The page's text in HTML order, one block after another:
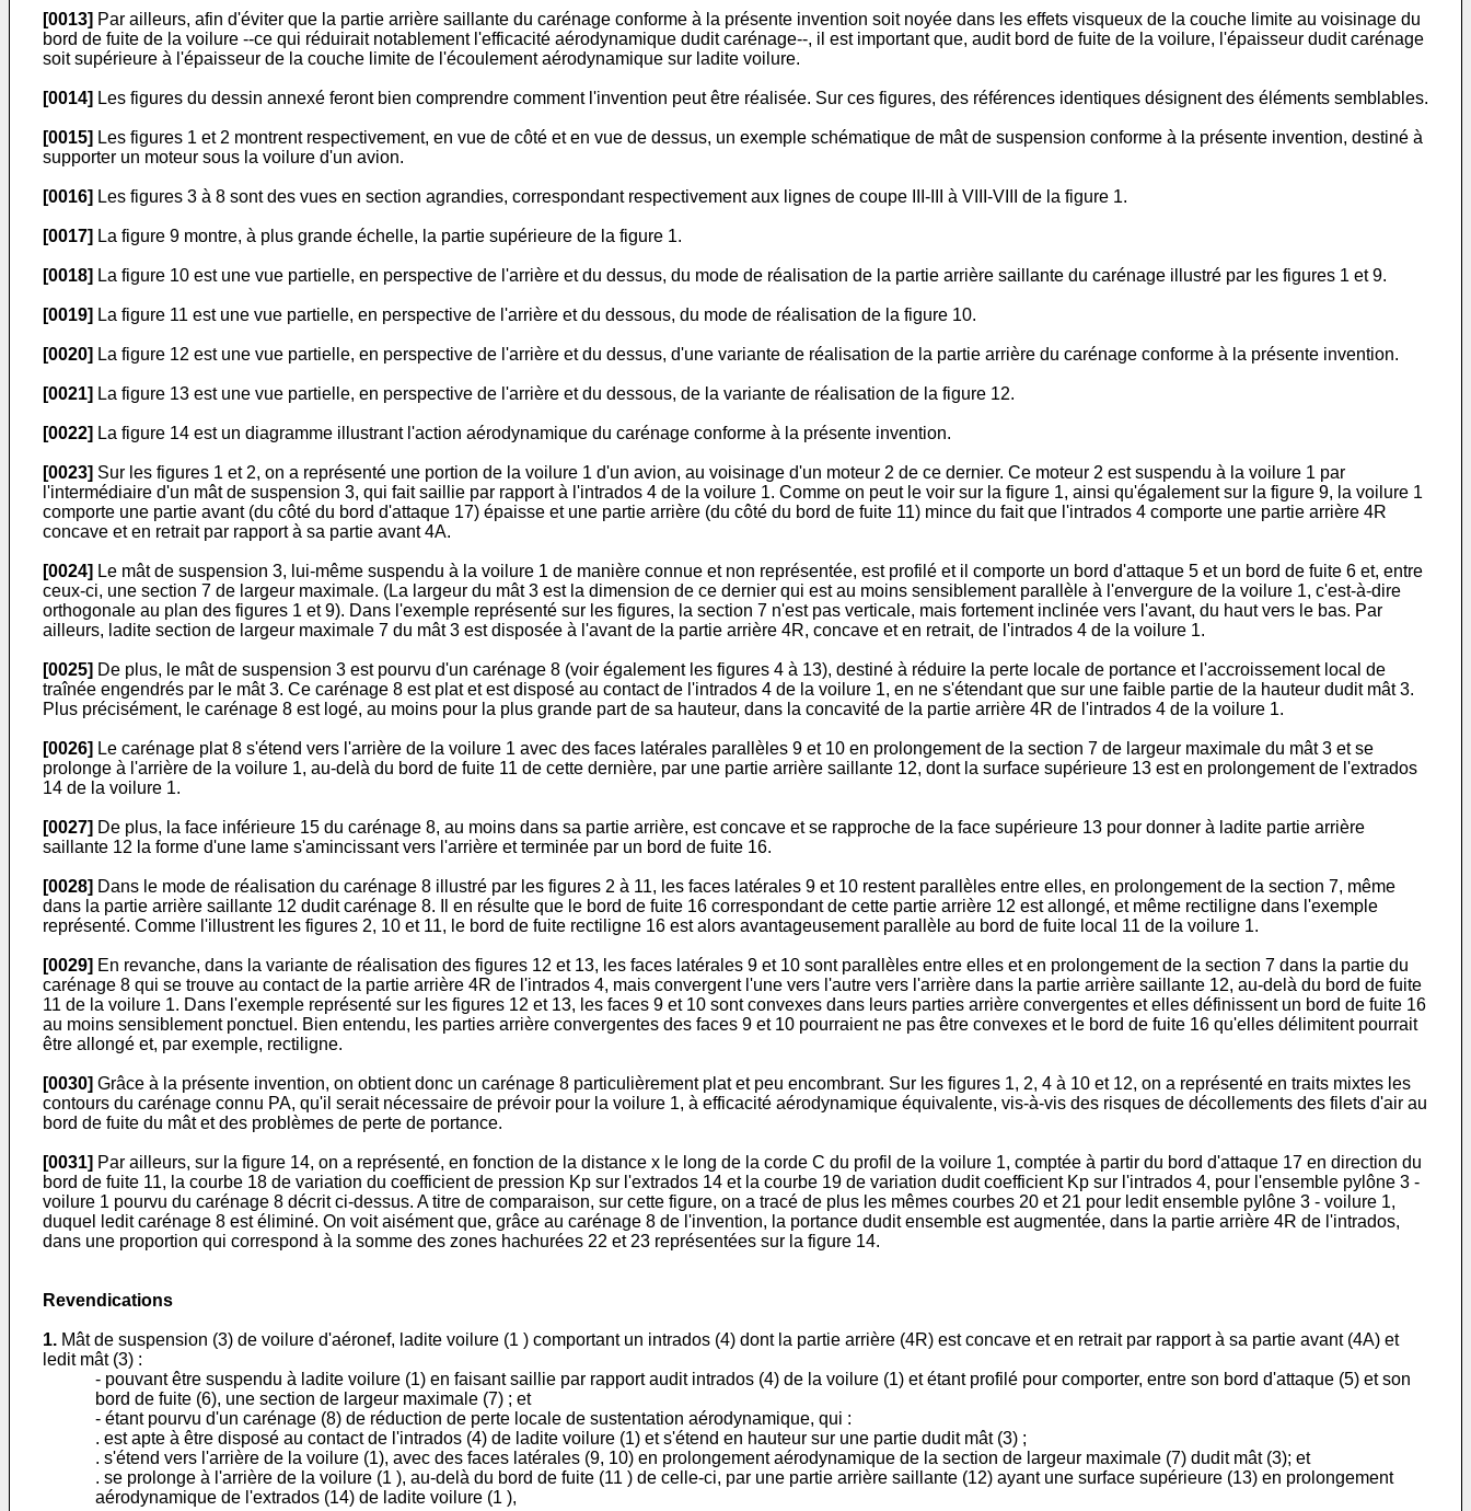
[0013] Par ailleurs, afin d'éviter que la partie arrière saillante du carénage conforme à la présente invention soit noyée dans les effets visqueux de la couche limite au voisinage du
bord de fuite de la voilure --ce qui réduirait notablement l'efficacité aérodynamique dudit carénage--, il est important que, audit bord de fuite de la voilure, l'épaisseur dudit carénage
soit supérieure à l'épaisseur de la couche limite de l'écoulement aérodynamique sur ladite voilure.
[0014] Les figures du dessin annexé feront bien comprendre comment l'invention peut être réalisée. Sur ces figures, des références identiques désignent des éléments semblables.
[0015] Les figures 1 et 2 montrent respectivement, en vue de côté et en vue de dessus, un exemple schématique de mât de suspension conforme à la présente invention, destiné à
supporter un moteur sous la voilure d'un avion.
[0016] Les figures 3 à 8 sont des vues en section agrandies, correspondant respectivement aux lignes de coupe III-III à VIII-VIII de la figure 1.
[0017] La figure 9 montre, à plus grande échelle, la partie supérieure de la figure 1.
[0018] La figure 10 est une vue partielle, en perspective de l'arrière et du dessus, du mode de réalisation de la partie arrière saillante du carénage illustré par les figures 1 et 9.
[0019] La figure 11 est une vue partielle, en perspective de l'arrière et du dessous, du mode de réalisation de la figure 10.
[0020] La figure 12 est une vue partielle, en perspective de l'arrière et du dessus, d'une variante de réalisation de la partie arrière du carénage conforme à la présente invention.
[0021] La figure 13 est une vue partielle, en perspective de l'arrière et du dessous, de la variante de réalisation de la figure 12.
[0022] La figure 14 est un diagramme illustrant l'action aérodynamique du carénage conforme à la présente invention.
[0023] Sur les figures 1 et 2, on a représenté une portion de la voilure 1 d'un avion, au voisinage d'un moteur 2 de ce dernier. Ce moteur 2 est suspendu à la voilure 1 par
l'intermédiaire d'un mât de suspension 3, qui fait saillie par rapport à l'intrados 4 de la voilure 1. Comme on peut le voir sur la figure 1, ainsi qu'également sur la figure 9, la voilure 1
comporte une partie avant (du côté du bord d'attaque 17) épaisse et une partie arrière (du côté du bord de fuite 11) mince du fait que l'intrados 4 comporte une partie arrière 4R
concave et en retrait par rapport à sa partie avant 4A.
[0024] Le mât de suspension 3, lui-même suspendu à la voilure 1 de manière connue et non représentée, est profilé et il comporte un bord d'attaque 5 et un bord de fuite 6 et, entre
ceux-ci, une section 7 de largeur maximale. (La largeur du mât 3 est la dimension de ce dernier qui est au moins sensiblement parallèle à l'envergure de la voilure 1, c'est-à-dire
orthogonale au plan des figures 1 et 9). Dans l'exemple représenté sur les figures, la section 7 n'est pas verticale, mais fortement inclinée vers l'avant, du haut vers le bas. Par
ailleurs, ladite section de largeur maximale 7 du mât 3 est disposée à l'avant de la partie arrière 4R, concave et en retrait, de l'intrados 4 de la voilure 1.
[0025] De plus, le mât de suspension 3 est pourvu d'un carénage 8 (voir également les figures 4 à 13), destiné à réduire la perte locale de portance et l'accroissement local de
traînée engendrés par le mât 3. Ce carénage 8 est plat et est disposé au contact de l'intrados 4 de la voilure 1, en ne s'étendant que sur une faible partie de la hauteur dudit mât 3.
Plus précisément, le carénage 8 est logé, au moins pour la plus grande part de sa hauteur, dans la concavité de la partie arrière 4R de l'intrados 4 de la voilure 1.
[0026] Le carénage plat 8 s'étend vers l'arrière de la voilure 1 avec des faces latérales parallèles 9 et 10 en prolongement de la section 7 de largeur maximale du mât 3 et se
prolonge à l'arrière de la voilure 1, au-delà du bord de fuite 11 de cette dernière, par une partie arrière saillante 12, dont la surface supérieure 13 est en prolongement de l'extrados
14 de la voilure 1.
[0027] De plus, la face inférieure 15 du carénage 8, au moins dans sa partie arrière, est concave et se rapproche de la face supérieure 13 pour donner à ladite partie arrière
saillante 12 la forme d'une lame s'amincissant vers l'arrière et terminée par un bord de fuite 16.
[0028] Dans le mode de réalisation du carénage 8 illustré par les figures 2 à 11, les faces latérales 9 et 10 restent parallèles entre elles, en prolongement de la section 7, même
dans la partie arrière saillante 12 dudit carénage 8. Il en résulte que le bord de fuite 16 correspondant de cette partie arrière 12 est allongé, et même rectiligne dans l'exemple
représenté. Comme l'illustrent les figures 2, 10 et 11, le bord de fuite rectiligne 16 est alors avantageusement parallèle au bord de fuite local 11 de la voilure 1.
[0029] En revanche, dans la variante de réalisation des figures 12 et 13, les faces latérales 9 et 10 sont parallèles entre elles et en prolongement de la section 7 dans la partie du
carénage 8 qui se trouve au contact de la partie arrière 4R de l'intrados 4, mais convergent l'une vers l'autre vers l'arrière dans la partie arrière saillante 12, au-delà du bord de fuite
11 de la voilure 1. Dans l'exemple représenté sur les figures 12 et 13, les faces 9 et 10 sont convexes dans leurs parties arrière convergentes et elles définissent un bord de fuite 16
au moins sensiblement ponctuel. Bien entendu, les parties arrière convergentes des faces 9 et 10 pourraient ne pas être convexes et le bord de fuite 16 qu'elles délimitent pourrait
être allongé et, par exemple, rectiligne.
[0030] Grâce à la présente invention, on obtient donc un carénage 8 particulièrement plat et peu encombrant. Sur les figures 1, 2, 4 à 10 et 12, on a représenté en traits mixtes les
contours du carénage connu PA, qu'il serait nécessaire de prévoir pour la voilure 1, à efficacité aérodynamique équivalente, vis-à-vis des risques de décollements des filets d'air au
bord de fuite du mât et des problèmes de perte de portance.
[0031] Par ailleurs, sur la figure 14, on a représenté, en fonction de la distance x le long de la corde C du profil de la voilure 1, comptée à partir du bord d'attaque 17 en direction du
bord de fuite 11, la courbe 18 de variation du coefficient de pression Kp sur l'extrados 14 et la courbe 19 de variation dudit coefficient Kp sur l'intrados 4, pour l'ensemble pylône 3 -
voilure 1 pourvu du carénage 8 décrit ci-dessus. A titre de comparaison, sur cette figure, on a tracé de plus les mêmes courbes 20 et 21 pour ledit ensemble pylône 3 - voilure 1,
duquel ledit carénage 8 est éliminé. On voit aisément que, grâce au carénage 8 de l'invention, la portance dudit ensemble est augmentée, dans la partie arrière 4R de l'intrados,
dans une proportion qui correspond à la somme des zones hachurées 22 et 23 représentées sur la figure 14.
Revendications
1. Mât de suspension (3) de voilure d'aéronef, ladite voilure (1 ) comportant un intrados (4) dont la partie arrière (4R) est concave et en retrait par rapport à sa partie avant (4A) et
ledit mât (3) :
- pouvant être suspendu à ladite voilure (1) en faisant saillie par rapport audit intrados (4) de la voilure (1) et étant profilé pour comporter, entre son bord d'attaque (5) et son
bord de fuite (6), une section de largeur maximale (7) ; et
- étant pourvu d'un carénage (8) de réduction de perte locale de sustentation aérodynamique, qui :
. est apte à être disposé au contact de l'intrados (4) de ladite voilure (1) et s'étend en hauteur sur une partie dudit mât (3) ;
. s'étend vers l'arrière de la voilure (1), avec des faces latérales (9, 10) en prolongement aérodynamique de la section de largeur maximale (7) dudit mât (3); et
. se prolonge à l'arrière de la voilure (1 ), au-delà du bord de fuite (11 ) de celle-ci, par une partie arrière saillante (12) ayant une surface supérieure (13) en prolongement
aérodynamique de l'extrados (14) de ladite voilure (1 ),